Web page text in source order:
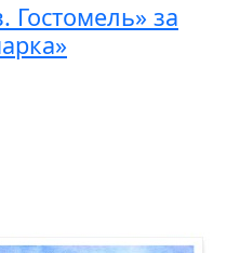
Гостомель» за